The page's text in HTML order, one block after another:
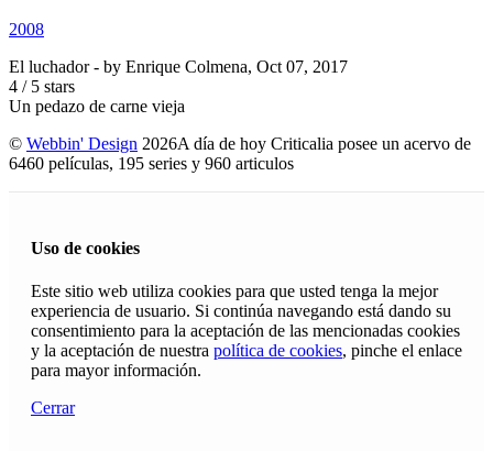
2008
El luchador- by Enrique Colmena, Oct 07, 2017
4 / 5 stars
Un pedazo de carne vieja
© Webbin' Design 2026A día de hoy Criticalia posee un acervo de
6460 películas, 195 series y 960 articulos
Uso de cookies
Este sitio web utiliza cookies para que usted tenga la mejor
experiencia de usuario. Si continúa navegando está dando su
consentimiento para la aceptación de las mencionadas cookies
y la aceptación de nuestra política de cookies, pinche el enlace
para mayor información.
Cerrar